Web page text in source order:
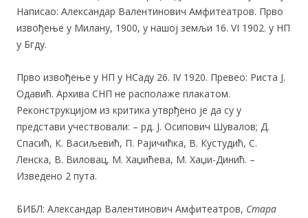
Написао: Александар Валентинович Амфитеатров. Прво
извођење у Милану, 1900, у нашој земљи 16. VI 1902. у НП
у Бгду.
Прво извођење у НП у НСаду 26. IV 1920. Превео: Риста Ј.
Одавић. Архива СНП не располаже плакатом.
Реконструкцијом из критика утврђено је да су у
представи учествовали: – рд. Ј. Осипович Шувалов; Д.
Спасић, К. Васиљевић, П. Рајичићка, В. Кустудић, С.
Ленска, В. Виловац, М. Хаџићева, М. Хаџи-Динић. –
Изведено 2 пута.
БИБЛ: Александар Валентинович Амфитеатров, Стара